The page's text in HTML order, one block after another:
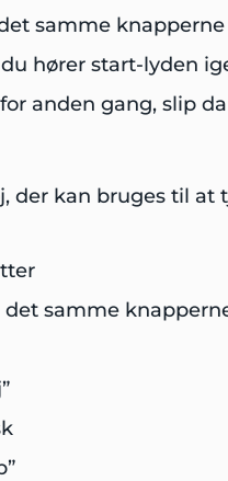
samme
hører start-lyden
anden gang, slip
kan bruges til at
samme